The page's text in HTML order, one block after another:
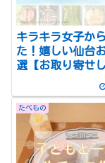
キラキラ女子か
た！嬉しい仙台
選【お取り寄せ
たべもの